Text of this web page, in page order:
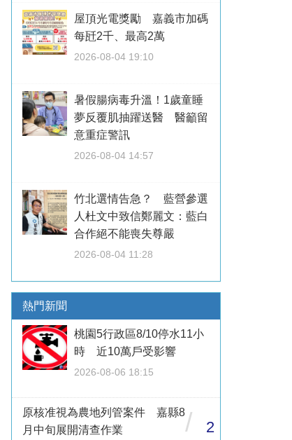
屋頂光電獎勵 嘉義市加碼
每瓩2千、最高2萬
2026-08-04 19:10
暑假腸病毒升溫！1歲童睡
夢反覆肌抽躍送醫 醫籲留
意重症警訊
2026-08-04 14:57
竹北選情告急？ 藍營參選
人杜文中致信鄭麗文：藍白
合作絕不能喪失尊嚴
2026-08-04 11:28
熱門新聞
桃園5行政區8/10停水11小
時 近10萬戶受影響
2026-08-06 18:15
原核准視為農地列管案件 嘉縣8
月中旬展開清查作業
/ 2